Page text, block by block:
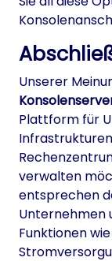
Unserer
Plattform für
verwalten
entsprechen
Unternehmen
Funktionen